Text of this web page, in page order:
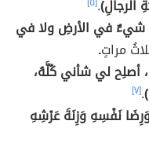
الرجالِ).
شيءٌ في الأرضِ ولا في
مراتٍ.
أصلِح لي شأني كُلَّهُ،
.[٧]
نَفْسِهِ وَزِنَةَ عَرْشِهِ